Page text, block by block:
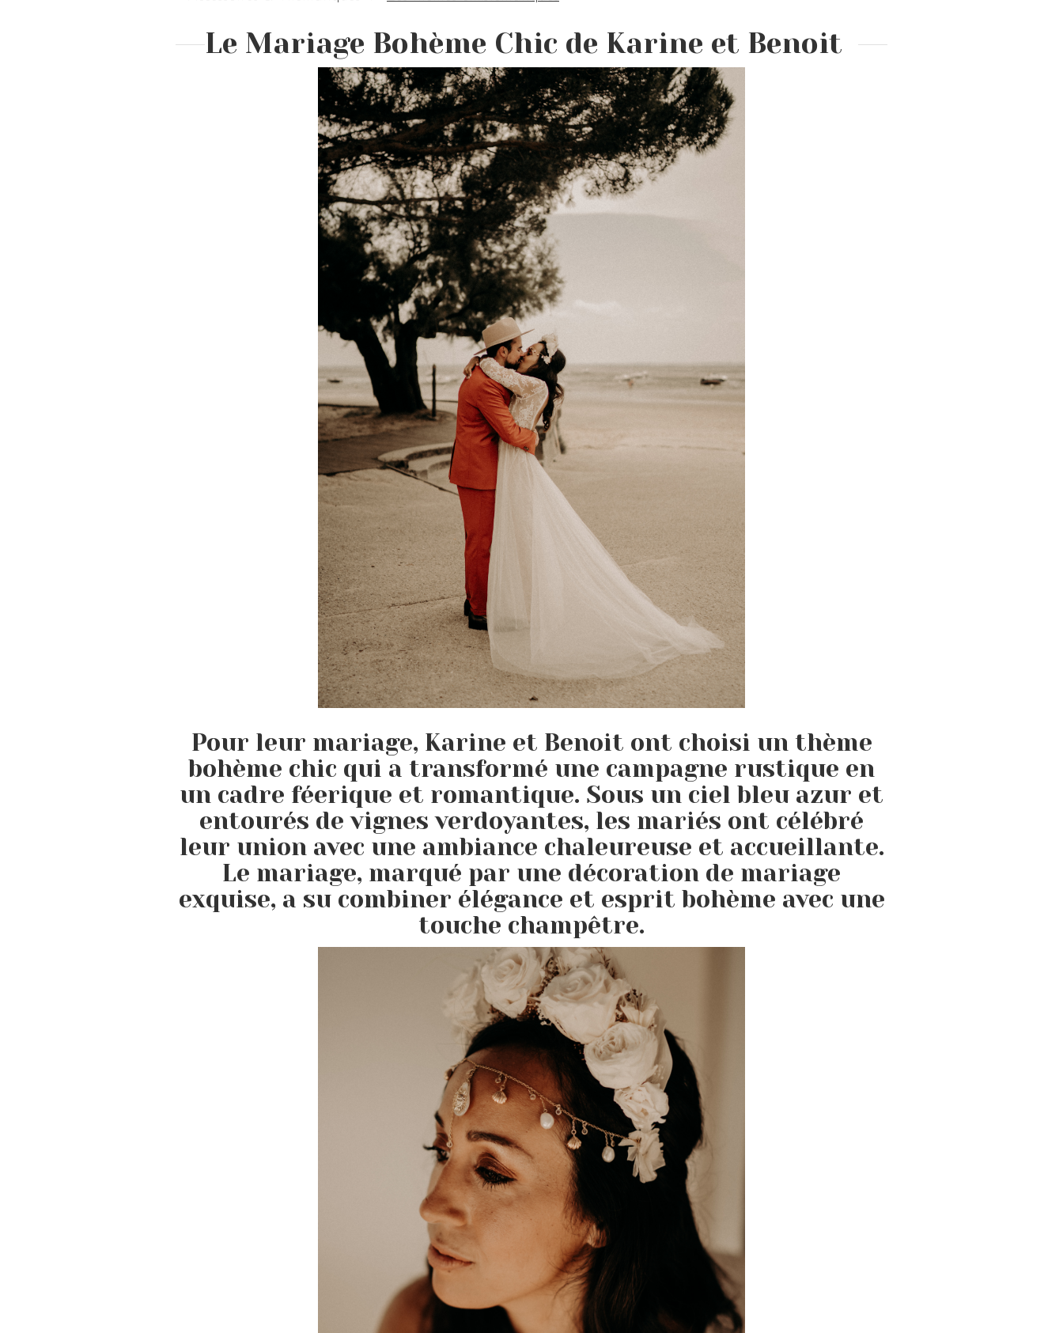
Le Mariage Bohème Chic de Karine et Benoit
Pour leur mariage, Karine et Benoit ont choisi un thème
bohème chic qui a transformé une campagne rustique en
un cadre féerique et romantique. Sous un ciel bleu azur et
entourés de vignes verdoyantes, les mariés ont célébré
leur union avec une ambiance chaleureuse et accueillante.
Le mariage, marqué par une décoration de mariage
exquise, a su combiner élégance et esprit bohème avec une
touche champêtre.